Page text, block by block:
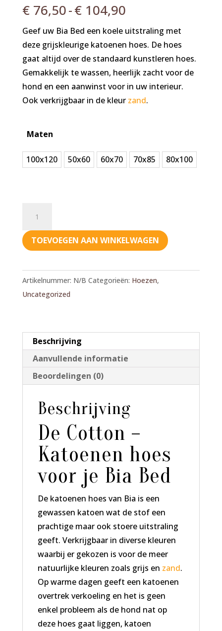
€76,50-€104,90Prijsklasse:
€ 76,50
tot
€ 104,90
Geef uw Bia Bed een koele uitstraling met
deze grijskleurige katoenen hoes. De hoes
gaat altijd over de standaard kunstleren hoes.
Gemakkelijk te wassen, heerlijk zacht voor de
hond en een aanwinst voor in uw interieur.
Ook verkrijgbaar in de kleur zand.
Maten
100x120 50x60 60x70 70x85 80x100
-
Cotton
grijs
aantal
TOEVOEGEN AAN WINKELWAGEN
Artikelnummer: N/B Categorieën: Hoezen,
Uncategorized
Beschrijving
Aanvullende informatie
Beoordelingen (0)
Beschrijving
De Cotton –
Katoenen hoes
voor je Bia Bed
De katoenen hoes van Bia is een
gewassen katoen wat de stof een
prachtige maar ook stoere uitstraling
geeft. Verkrijgbaar in diverse kleuren
waarbij er gekozen is voor de meer
natuurlijke kleuren zoals grijs en zand.
Op warme dagen geeft een katoenen
overtrek verkoeling en het is geen
enkel probleem als de hond nat op
deze hoes gaat liggen, katoen